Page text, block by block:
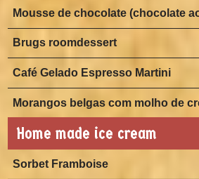
Mousse de chocolate (chocolate
Brugs roomdessert
Café Gelado Espresso Martini
Morangos belgas com molho de
Home made ice cream
Sorbet Framboise